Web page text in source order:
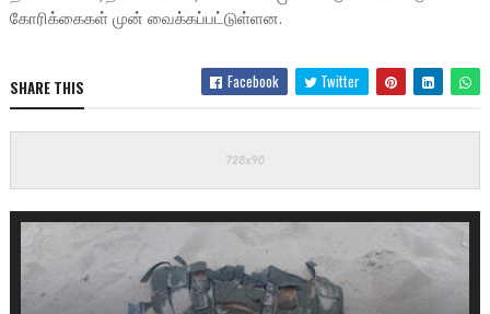
கோரிக்கைகள் முன் வைக்கப்பட்டுள்ளன.
SHARE THIS Facebook Twitter